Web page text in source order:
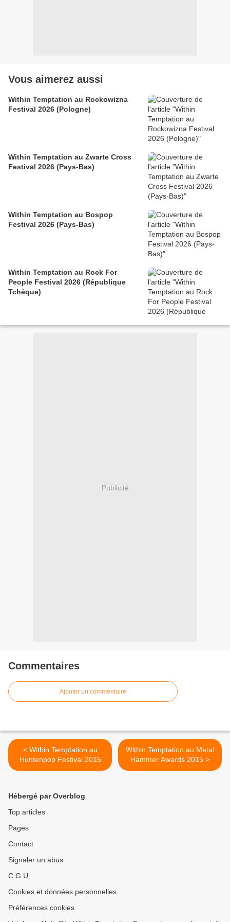
Vous aimerez aussi
Within Temptation au Rockowizna
Festival 2026 (Pologne)
Within Temptation au Zwarte Cross
Festival 2026 (Pays-Bas)
Within Temptation au Bospop
Festival 2026 (Pays-Bas)
Within Temptation au Rock For
People Festival 2026 (République
Tchèque)
Publicité
Commentaires
Ajouter un commentaire
< Within Temptation au
Huntenpop Festival 2015
Within Temptation au Metal
Hammer Awards 2015 >
Hébergé par Overblog
Top articles
Pages
Contact
Signaler un abus
C.G.U.
Cookies et données personnelles
Préférences cookies